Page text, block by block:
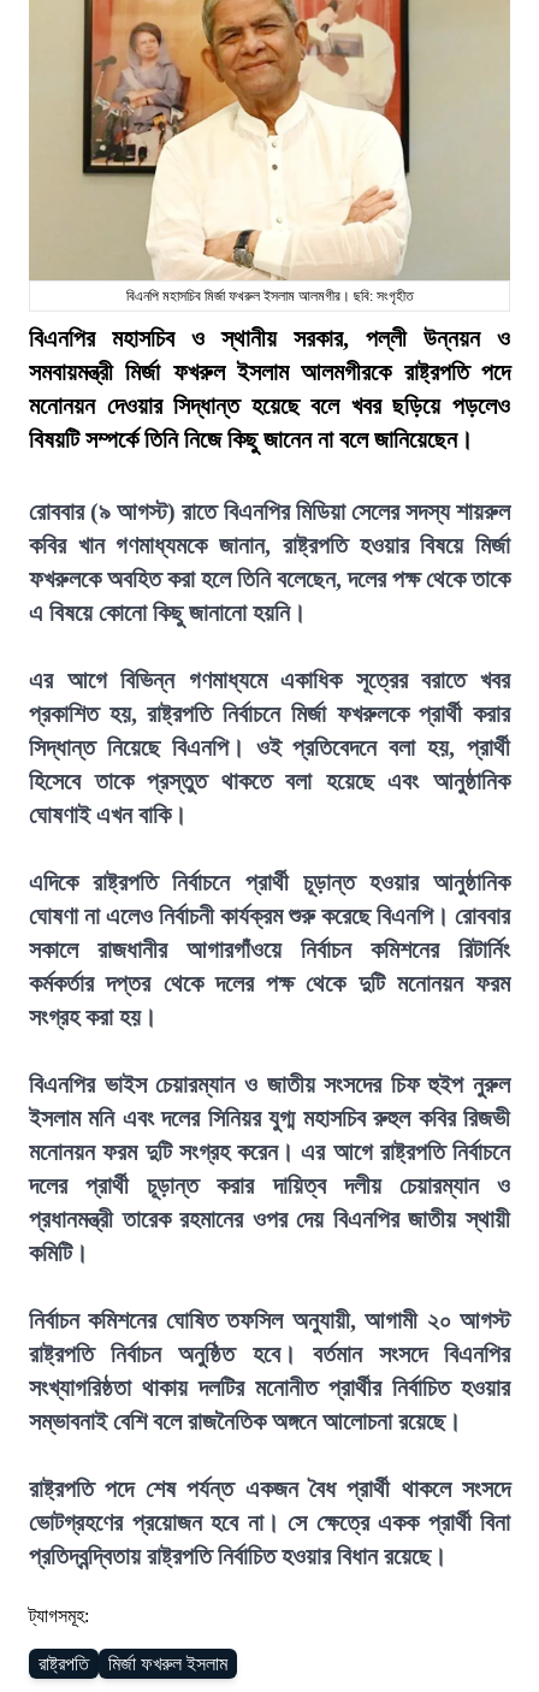
বিএনপি মহাসচিব মির্জা ফখরুল ইসলাম আলমগীর। ছবি: সংগৃহীত
বিএনপির মহাসচিব ও স্থানীয় সরকার, পল্লী উন্নয়ন ও
সমবায়মন্ত্রী মির্জা ফখরুল ইসলাম আলমগীরকে রাষ্ট্রপতি পদে
মনোনয়ন দেওয়ার সিদ্ধান্ত হয়েছে বলে খবর ছড়িয়ে পড়লেও
বিষয়টি সম্পর্কে তিনি নিজে কিছু জানেন না বলে জানিয়েছেন।
রোববার (৯ আগস্ট) রাতে বিএনপির মিডিয়া সেলের সদস্য শায়রুল
কবির খান গণমাধ্যমকে জানান, রাষ্ট্রপতি হওয়ার বিষয়ে মির্জা
ফখরুলকে অবহিত করা হলে তিনি বলেছেন, দলের পক্ষ থেকে তাকে
এ বিষয়ে কোনো কিছু জানানো হয়নি।
এর আগে বিভিন্ন গণমাধ্যমে একাধিক সূত্রের বরাতে খবর
প্রকাশিত হয়, রাষ্ট্রপতি নির্বাচনে মির্জা ফখরুলকে প্রার্থী করার
সিদ্ধান্ত নিয়েছে বিএনপি। ওই প্রতিবেদনে বলা হয়, প্রার্থী
হিসেবে তাকে প্রস্তুত থাকতে বলা হয়েছে এবং আনুষ্ঠানিক
ঘোষণাই এখন বাকি।
এদিকে রাষ্ট্রপতি নির্বাচনে প্রার্থী চূড়ান্ত হওয়ার আনুষ্ঠানিক
ঘোষণা না এলেও নির্বাচনী কার্যক্রম শুরু করেছে বিএনপি। রোববার
সকালে রাজধানীর আগারগাঁওয়ে নির্বাচন কমিশনের রিটার্নিং
কর্মকর্তার দপ্তর থেকে দলের পক্ষ থেকে দুটি মনোনয়ন ফরম
সংগ্রহ করা হয়।
বিএনপির ভাইস চেয়ারম্যান ও জাতীয় সংসদের চিফ হুইপ নুরুল
ইসলাম মনি এবং দলের সিনিয়র যুগ্ম মহাসচিব রুহুল কবির রিজভী
মনোনয়ন ফরম দুটি সংগ্রহ করেন। এর আগে রাষ্ট্রপতি নির্বাচনে
দলের প্রার্থী চূড়ান্ত করার দায়িত্ব দলীয় চেয়ারম্যান ও
প্রধানমন্ত্রী তারেক রহমানের ওপর দেয় বিএনপির জাতীয় স্থায়ী
কমিটি।
নির্বাচন কমিশনের ঘোষিত তফসিল অনুযায়ী, আগামী ২০ আগস্ট
রাষ্ট্রপতি নির্বাচন অনুষ্ঠিত হবে। বর্তমান সংসদে বিএনপির
সংখ্যাগরিষ্ঠতা থাকায় দলটির মনোনীত প্রার্থীর নির্বাচিত হওয়ার
সম্ভাবনাই বেশি বলে রাজনৈতিক অঙ্গনে আলোচনা রয়েছে।
রাষ্ট্রপতি পদে শেষ পর্যন্ত একজন বৈধ প্রার্থী থাকলে সংসদে
ভোটগ্রহণের প্রয়োজন হবে না। সে ক্ষেত্রে একক প্রার্থী বিনা
প্রতিদ্বন্দ্বিতায় রাষ্ট্রপতি নির্বাচিত হওয়ার বিধান রয়েছে।
ট্যাগসমূহ:
রাষ্ট্রপতি মির্জা ফখরুল ইসলাম